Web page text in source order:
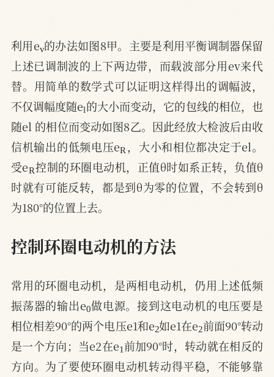
利用e 的办法如图8甲。主要是利用平衡调制器保留
上述已调制波的上下两边带，而载波部分用ev来代
替。用简单的数学式可以证明这样得出的调幅波，
不仅调幅度随el的大小而变动，它的包线的相位，也
随el 的相位而变动如图8乙。因此经放大检波后由收
信机输出的低频电压eR，大小和相位都决定于el。
受eR控制的环圈电动机，正值θ时如系正转，负值θ
时就有可能反转，都是到θ为零的位置，不会转到θ
为180°的位置上去。
控制环圈电动机的方法
常用的环圈电动机，是两相电动机，仍用上述低频
振荡器的输出e0做电源。接到这电动机的电压要是
相位相差90°的两个电压e1和e2如e1在e2前面90°转动
是一个方向；当e2在e1前加90°时，转动就在相反的
方向。为了要使环圈电动机转动得平稳，不能够靠